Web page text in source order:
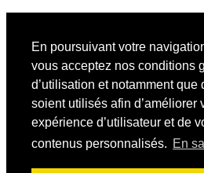
En poursuivant votre
vous acceptez nos conditions
d’utilisation et notamment que
soient utilisés afin d’améliorer
expérience d’utilisateur et de
contenus personnalisés. En